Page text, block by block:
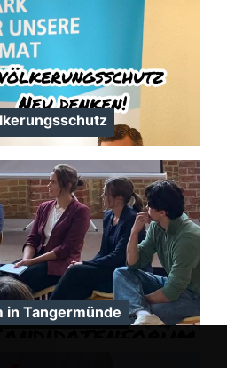
in Tangermünde